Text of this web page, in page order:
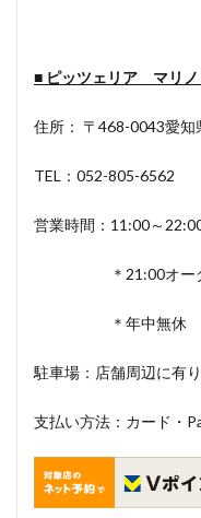
■ ピッツェリア マリ
住所： 〒468-0043愛知
TEL：052-805-6562
営業時間：11:00～
＊21:00オーダ
＊年中無休
駐車場：店舗周辺に有り
支払い方法：カード・